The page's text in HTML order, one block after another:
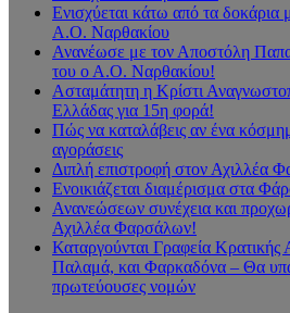
Ενισχύεται κάτω από τα
Α.Ο. Ναρθακίου
Ανανέωσε με τον Αποστόλη
του ο Α.Ο. Ναρθακίου!
Ασταμάτητη η Κρίστι
Ελλάδας για 15η φορά!
Πώς να καταλάβεις αν ένα
αγοράσεις
Διπλή επιστροφή στον Αχιλλέα
Ενοικιάζεται διαμέρισμα στα
Ανανεώσεων συνέχεια και
Αχιλλέα Φαρσάλων!
Καταργούνται Γραφεία
Παλαμά, και Φαρκαδόνα – Θα
πρωτεύουσες νομών